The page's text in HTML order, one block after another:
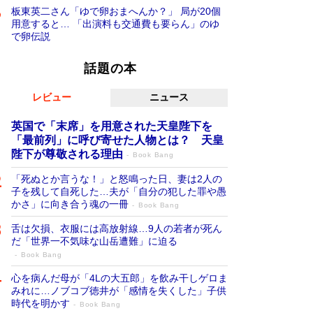
板東英二さん「ゆで卵おまへんか？」 局が20個
用意すると… 「出演料も交通費も要らん」のゆ
で卵伝説
話題の本
レビュー ニュース
英国で「末席」を用意された天皇陛下を
「最前列」に呼び寄せた人物とは？ 天皇
陛下が尊敬される理由
Book Bang
「死ぬとか言うな！」と怒鳴った日、妻は2人の
子を残して自死した…夫が「自分の犯した罪や愚
かさ」に向き合う魂の一冊
Book Bang
舌は欠損、衣服には高放射線…9人の若者が死ん
だ「世界一不気味な山岳遭難」に迫る
Book Bang
心を病んだ母が「4Lの大五郎」を飲み干しゲロま
みれに…ノブコブ徳井が「感情を失くした」子供
時代を明かす
Book Bang